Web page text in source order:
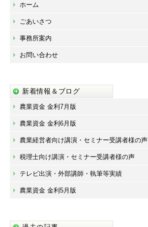
ホーム
ごあいさつ
事務所案内
お問い合わせ
新着情報＆ブログ
農業資金 金利7月版
農業資金 金利6月版
農業経営者向け講演・セミナー受講者様の声
税理士向け講演・セミナー受講者様の声
テレビ出演・外部講師・執筆等実績
農業資金 金利5月版